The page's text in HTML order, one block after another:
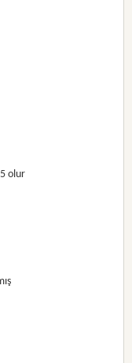
olur